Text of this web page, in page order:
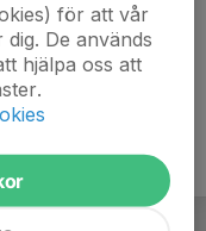
för att vår
De används
hjälpa oss att